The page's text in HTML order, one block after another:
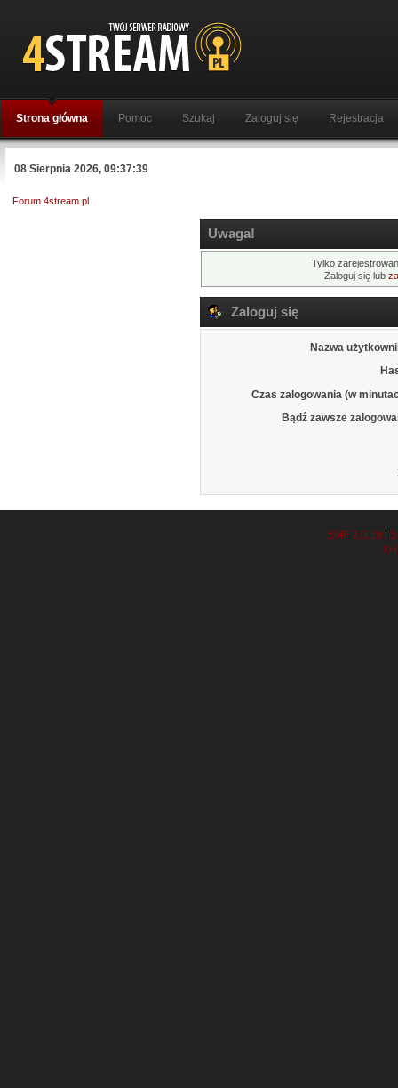
Strona główna Pomoc Szukaj Zaloguj się Rejestracja
08 Sierpnia 2026, 09:37:39
Forum 4stream.pl
Uwaga!
Tylko
Zaloguj się lub
Zaloguj się
Nazwa
Czas zalogowania (w
Bądź zawsze
SMF 2.0.19 |